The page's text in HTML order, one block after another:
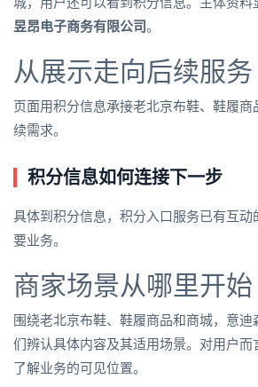
昱昂电子商务有限公司 。
从展示走向后续服务
页面用积分信息承接老北京布鞋、鞋履
续需求。
积分信息如何连接下一步
具体到积分信息，积分入口服务已有互动
要业务。
商家场景从哪里开始
围绕老北京布鞋、鞋履商品和商城，意迪
们辨认具体内容及其适用场景。对用户而
了解业务的可见位置。